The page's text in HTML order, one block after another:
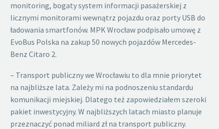
monitoring, bogaty system informacji pasażerskiej z
licznymi monitorami wewnątrz pojazdu oraz porty USB do
ładowania smartfonów. MPK Wrocław podpisało umowę z
EvoBus Polska na zakup 50 nowych pojazdów Mercedes-
Benz Citaro 2.
– Transport publiczny we Wrocławiu to dla mnie priorytet
na najbliższe lata. Zależy mi na podnoszeniu standardu
komunikacji miejskiej. Dlatego też zapowiedziałem szeroki
pakiet inwestycyjny. W najbliższych latach miasto planuje
przeznaczyć ponad miliard zł na transport publiczny.